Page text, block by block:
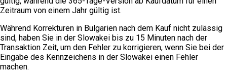
Zeitraum von einem Jahr gültig ist.
Während Korrekturen in Bulgarien nach dem Kauf nicht zulässig
sind, haben Sie in der Slowakei bis zu 15 Minuten nach der
Transaktion Zeit, um den Fehler zu korrigieren, wenn Sie bei der
Eingabe des Kennzeichens in der Slowakei einen Fehler
machen.